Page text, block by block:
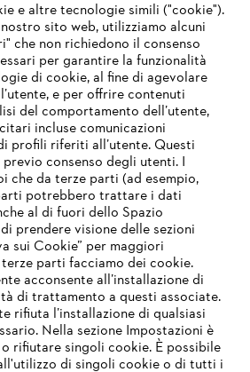
Line
generali Privacy policy Note
e altre tecnologie simili ("cookie").
sito web, utilizziamo alcuni
che non richiedono il consenso
per garantire la funzionalità
di cookie, al fine di agevolare
e per offrire contenuti
del comportamento dell’utente,
incluse comunicazioni
profili riferiti all’utente. Questi
consenso degli utenti. I
che da terze parti (ad esempio,
potrebbero trattare i dati
al di fuori dello Spazio
prendere visione delle sezioni
sui Cookie” per maggiori
parti facciamo dei cookie.
acconsente all’installazione di
di trattamento a questi associate.
rifiuta l’installazione di qualsiasi
Nella sezione Impostazioni è
rifiutare singoli cookie. È possibile
di singoli cookie o di tutti i